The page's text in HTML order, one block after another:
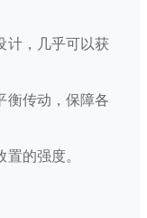
计，几乎可以获
衡传动，保障各
的强度。